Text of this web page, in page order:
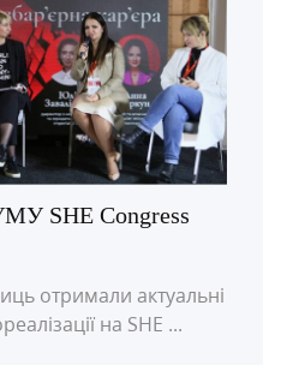
SHE Congress
отримали актуальні
на SHE ...